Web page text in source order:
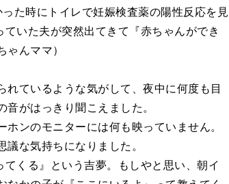
た時にトイレで妊娠検査薬の陽性反応を見
いた夫が突然出てきて『赤ちゃんができ
んママ）
れているような気がして、夜中に何度も目
がはっきり聞こえました。
ンのモニターには何も映っていません。
な気持ちになりました。
くる』という吉夢。もしやと思い、朝イ